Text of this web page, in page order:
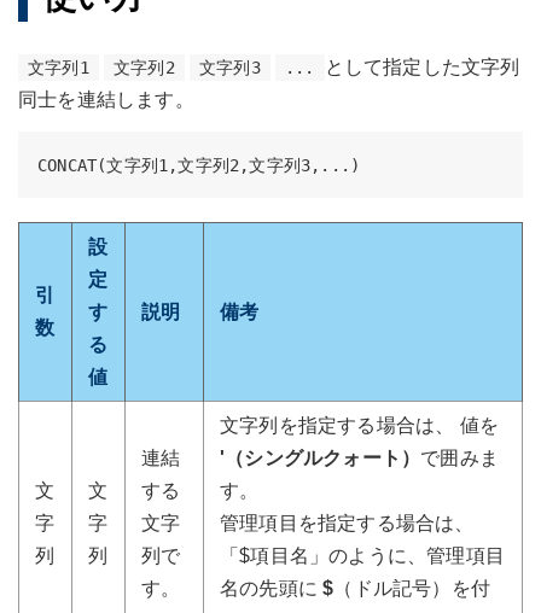
文字列1 文字列2 文字列3 ...
として指定した文字列
同士を連結します。
引
数
設
定
す
る
値
説明 備考
文
字
列
文
字
列
連結
する
文字
列で
す。
文字列を指定する場合は、 値を
'（シングルクォート） で囲みま
す。
管理項目を指定する場合は、
「$項目名」のように、管理項目
名の先頭に$ （ドル記号）を付